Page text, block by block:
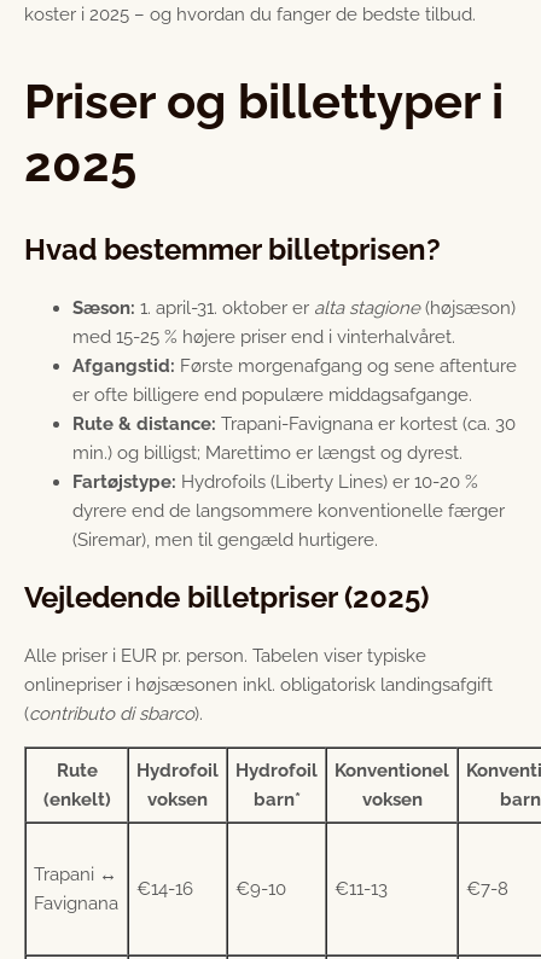
koster i 2025 – og hvordan du fanger de bedste tilbud.
Priser og billettyper i
2025
Hvad bestemmer billetprisen?
Sæson: 1. april-31. oktober er alta stagione(højsæson)
med 15-25 % højere priser end i vinterhalvåret.
Afgangstid: Første morgenafgang og sene aftenture
er ofte billigere end populære middagsafgange.
Rute & distance: Trapani-Favignana er kortest (ca. 30
min.) og billigst; Marettimo er længst og dyrest.
Fartøjstype: Hydrofoils (Liberty Lines) er 10-20 %
dyrere end de langsommere konventionelle færger
(Siremar), men til gengæld hurtigere.
Vejledende billetpriser (2025)
Alle priser i EUR pr. person. Tabelen viser typiske
onlinepriser i højsæsonen inkl. obligatorisk landingsafgift
(contributo di sbarco).
Rute
(enkelt)
Hydrofoil
voksen
Hydrofoil
barn*
Konventionel
voksen
Trapani ↔
Favignana
€14-16 €9-10 €11-13 €7-8